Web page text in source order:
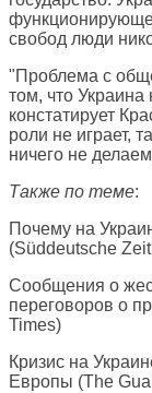
свобод люди
"Проблема с
том, что Украина
констатирует
роли не играет,
ничего не
Также по теме:
Почему на
(Süddeutsche
Сообщения о
переговоров о
Times)
Кризис на
Европы (The